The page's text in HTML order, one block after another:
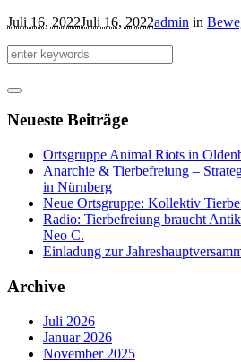
Juli 16, 2022Juli 16, 2022admin in
Neueste Beiträge
Ortsgruppe Animal Riots in
Anarchie & Tierbefreiung –
in Nürnberg
Neue Ortsgruppe: Kollektiv
Radio: Tierbefreiung braucht
Neo C.
Einladung zur
Archive
Juli 2026
Januar 2026
November 2025